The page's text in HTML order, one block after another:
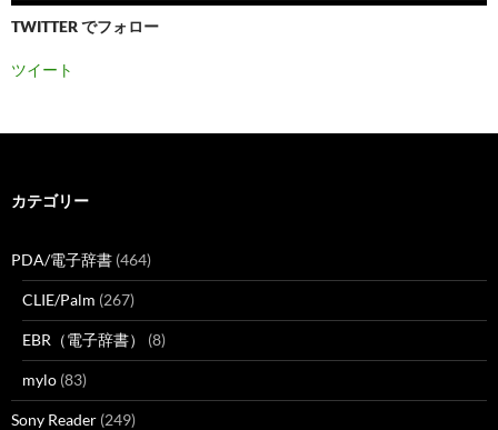
TWITTER でフォロー
ツイート
カテゴリー
PDA/電子辞書 (464)
CLIE/Palm (267)
EBR（電子辞書） (8)
mylo (83)
Sony Reader (249)